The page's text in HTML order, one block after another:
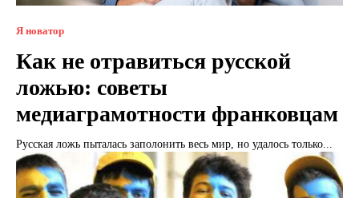
Я новатор
Как не отравиться русской
ложью: советы
медиаграмотности франковцам
Русская ложь пыталась заполонить весь мир, но удалось только...